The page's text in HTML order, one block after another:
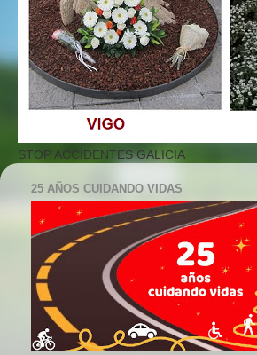
STOP ACCIDENTES GALICIA
25 AÑOS CUIDANDO VIDAS